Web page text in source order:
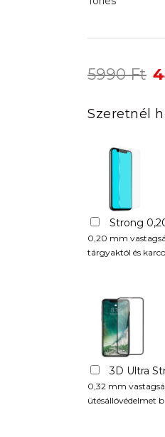
5990Ft
Szeretnél
Strong
0,20 mm
tárgyaktól és
3D Ultra
0,32 mm
ütésállóvédelmet